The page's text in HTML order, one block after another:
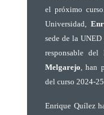
el próximo
Universidad,
sede de la
responsable
Melgarejo, han
del curso 2024-
Enrique Quílez